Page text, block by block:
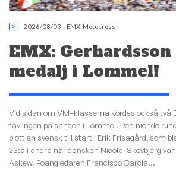
2026/08/03 - EMX Motocross
EMX:
medalj i Lommel!
Vid sidan om VM–klasserna kördes också två
tävlingen på sanden i Lommel. Den nionde
blott en svensk till start i Erik Frisagård, som
23:a i andra när dansken Nicolai Skovbjerg
Askew. Poängledaren Francisco Garcia...